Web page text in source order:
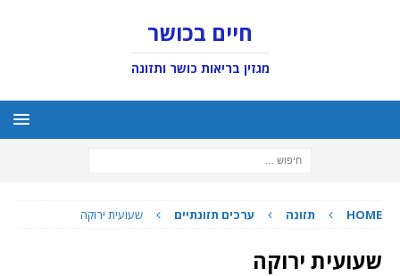
חיים בכושר
מגזין בריאות כושר ותזונה
HOME תזונה ערכים תזונתיים שעועית ירוקה
שעועית ירוקה